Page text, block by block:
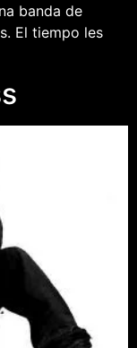
banda de
El tiempo les